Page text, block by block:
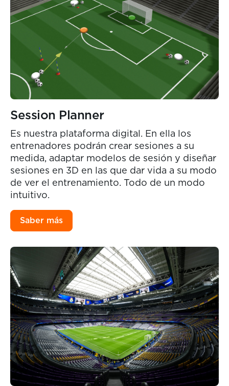
Session Planner
Es nuestra plataforma digital. En ella los
entrenadores podrán crear sesiones a su
medida, adaptar modelos de sesión y diseñar
sesiones en 3D en las que dar vida a su modo
de ver el entrenamiento. Todo de un modo
intuitivo.
Saber más